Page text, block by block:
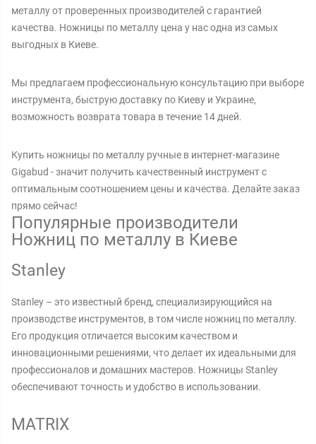
металлу от проверенных производителей с гарантией
качества. Ножницы по металлу цена у нас одна из самых
выгодных в Киеве.
Мы предлагаем профессиональную консультацию при выборе
инструмента, быструю доставку по Киеву и Украине,
возможность возврата товара в течение 14 дней.
Купить ножницы по металлу ручные в интернет-магазине
Gigabud - значит получить качественный инструмент с
оптимальным соотношением цены и качества. Делайте заказ
прямо сейчас!
Популярные производители
Ножниц по металлу в Киеве
Stanley
Stanley – это известный бренд, специализирующийся на
производстве инструментов, в том числе ножниц по металлу.
Его продукция отличается высоким качеством и
инновационными решениями, что делает их идеальными для
профессионалов и домашних мастеров. Ножницы Stanley
обеспечивают точность и удобство в использовании.
MATRIX